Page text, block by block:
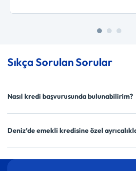
Sıkça Sorulan Sorular
Nasıl kredi başvurusunda bulunabilirim?
Deniz’de emekli kredisine özel